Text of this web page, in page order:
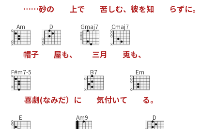
……砂の 上で 苦しむ、 彼を知 らずに。
Am
帽子
D
屋も、
Gmaj7
三月
Cmaj7
兎も、
F#m7-5
喜劇(なみだ） に
B7
気付いて
Em
る。
E Am9 D